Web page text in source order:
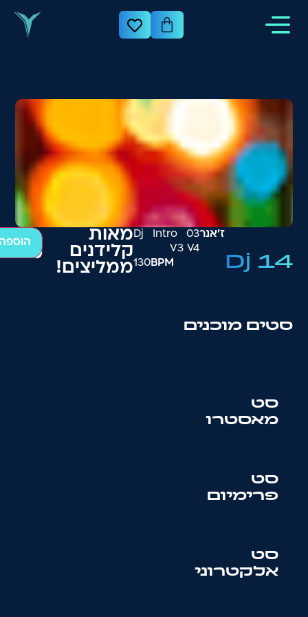
Dj 14
ז׳אנר
03 Dj Intro
V3 V4
BPM
130
מאות
קלידנים
ממליצים!
200
סטים מוכנים
סט
מאסטרו
סט
פרימיום
סט
אלקטרוני